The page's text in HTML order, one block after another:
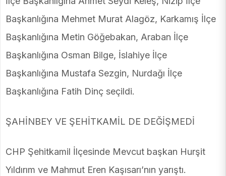
Başkanlığına Mehmet Murat Alagöz, Karkamış İlçe
Başkanlığına Metin Göğebakan, Araban İlçe
Başkanlığına Osman Bilge, İslahiye İlçe
Başkanlığına Mustafa Sezgin, Nurdağı İlçe
Başkanlığına Fatih Dinç seçildi.
ŞAHİNBEY VE ŞEHİTKAMİL DE DEĞİŞMEDİ
CHP Şehitkamil İlçesinde Mevcut başkan Hurşit
Yıldırım ve Mahmut Eren Kaşısarı’nın yarıştı.